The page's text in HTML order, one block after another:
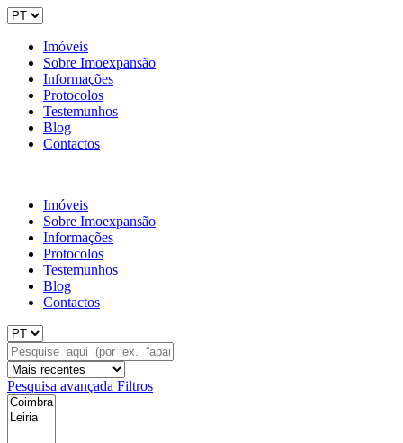
Imóveis
Sobre Imoexpansão
Informações
Protocolos
Testemunhos
Blog
Contactos
Imóveis
Sobre Imoexpansão
Informações
Protocolos
Testemunhos
Blog
Contactos
Pesquisa avançada Filtros